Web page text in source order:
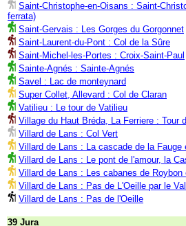
Saint-Christophe-en-Oisans : Saint-
ferrata)
Saint-Gervais : Les Gorges du Gorgonnet
Saint-Laurent-du-Pont : Col de la Sûre
Saint-Michel-les-Portes : Croix-Saint-Paul
Sainte-Agnés : Sainte-Agnés
Savel : Lac de monteynard
Super Collet, Allevard : Col de Claran
Vatilieu : Le tour de Vatilieu
Village du Haut Bréda, La Ferriere : Tour
Villard de Lans : Col Vert
Villard de Lans : La cascade de la Fauge
Villard de Lans : Le pont de l'amour, la
Villard de Lans : Les cabanes de Roybon
Villard de Lans : Pas de L'Oeille par le
Villard de Lans : Pas de l'Oeille
39 Jura